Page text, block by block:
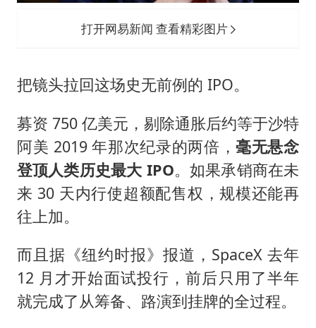
打开网易新闻 查看精彩图片
把镜头拉回这场史无前例的 IPO。
募资 750 亿美元，剔除通胀后约等于沙特
阿美 2019 年那次纪录的两倍，毫无悬念
登顶人类历史最大 IPO。如果承销商在未
来 30 天内行使超额配售权，规模还能再
往上加。
而且据《纽约时报》报道，SpaceX 去年
12 月才开始面试投行，前后只用了半年
就完成了从筹备、路演到挂牌的全过程。